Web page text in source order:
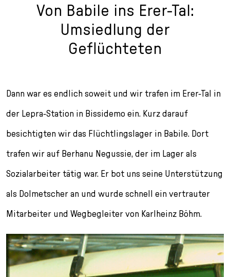
Von Babile ins Erer-Tal:
Umsiedlung der
Geflüchteten
Dann war es endlich soweit und wir trafen im Erer-Tal in
der Lepra-Station in Bissidemo ein. Kurz darauf
besichtigten wir das Flüchtlingslager in Babile. Dort
trafen wir auf Berhanu Negussie, der im Lager als
Sozialarbeiter tätig war. Er bot uns seine Unterstützung
als Dolmetscher an und wurde schnell ein vertrauter
Mitarbeiter und Wegbegleiter von Karlheinz Böhm.